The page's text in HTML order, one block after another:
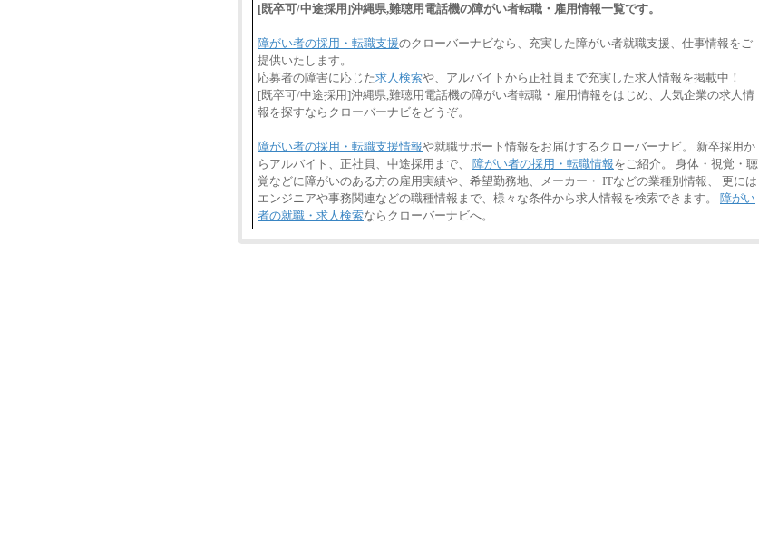
[既卒可/中途採用]沖縄県,難聴用電話機の障がい者転職・雇用情報一覧です。
障がい者の採用・転職支援のクローバーナビなら、充実した障がい者就職支援、仕事情報をご
提供いたします。
応募者の障害に応じた求人検索や、アルバイトから正社員まで充実した求人情報を掲載中！
[既卒可/中途採用]沖縄県,難聴用電話機の障がい者転職・雇用情報をはじめ、人気企業の求人情
報を探すならクローバーナビをどうぞ。
障がい者の採用・転職支援情報や就職サポート情報をお届けするクローバーナビ。 新卒採用か
らアルバイト、正社員、中途採用まで、 障がい者の採用・転職情報をご紹介。 身体・視覚・聴
覚などに障がいのある方の雇用実績や、希望勤務地、メーカー・ ITなどの業種別情報、 更には
エンジニアや事務関連などの職種情報まで、様々な条件から求人情報を検索できます。 障がい
者の就職・求人検索ならクローバーナビへ。